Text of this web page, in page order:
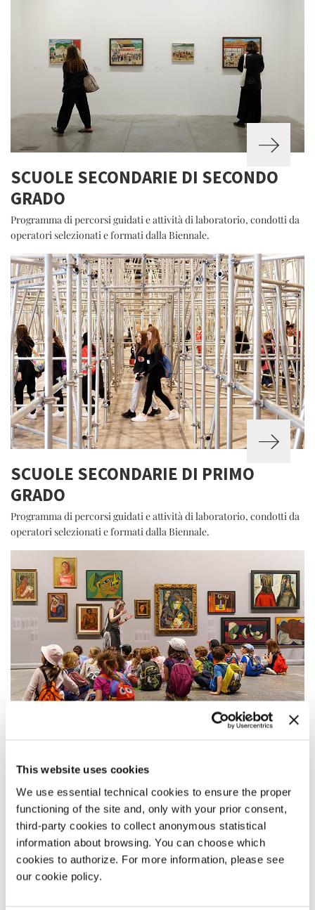
This website uses cookies
We use essential technical cookies to ensure the proper
functioning of the site and, only with your prior consent,
third-party cookies to collect anonymous statistical
information about browsing. You can choose which
cookies to authorize. For more information, please see
our cookie policy.
SCUOLE SECONDARIE DI SECONDO
GRADO
Programma di percorsi guidati e attività di laboratorio, condotti da
operatori selezionati e formati dalla Biennale.
SCUOLE SECONDARIE DI PRIMO
GRADO
Programma di percorsi guidati e attività di laboratorio, condotti da
operatori selezionati e formati dalla Biennale.
SCUOLE DELL’INFANZIA E SCUOLE
PRIMARIE
Iniziative rivolte a gruppi di studenti e bambini attraverso un
programma di percorsi guidati e attività di laboratorio.